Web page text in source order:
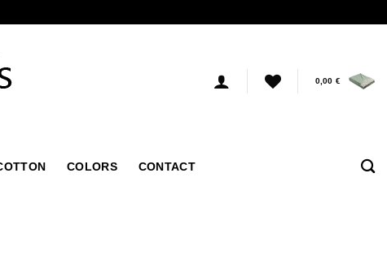
0,00 €
COLORS CONTACT